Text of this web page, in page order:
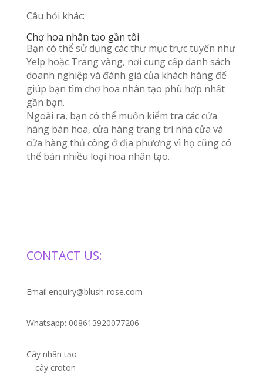
Câu hỏi khác:
Chợ hoa nhân tạo gần tôi
Bạn có thể sử dụng các thư mục trực tuyến như
Yelp hoặc Trang vàng, nơi cung cấp danh sách
doanh nghiệp và đánh giá của khách hàng để
giúp bạn tìm chợ hoa nhân tạo phù hợp nhất
gần bạn.
Ngoài ra, bạn có thể muốn kiểm tra các cửa
hàng bán hoa, cửa hàng trang trí nhà cửa và
cửa hàng thủ công ở địa phương vì họ cũng có
thể bán nhiều loại hoa nhân tạo.
CONTACT US:
Email:enquiry@blush-rose.com
Whatsapp: 008613920077206
Cây nhân tạo
cây croton